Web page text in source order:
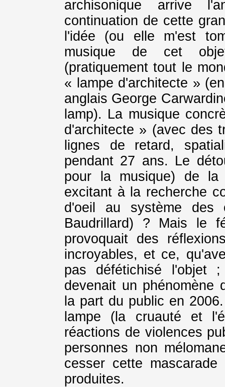
archisonique arrive
continuation de cette
l'idée (ou elle m'est
musique de cet
(pratiquement tout le
« lampe d'architecte »
anglais George
lamp). La musique
d'architecte » (avec des
lignes de retard,
pendant 27 ans. Le
pour la musique) de la
excitant à la recherche
d'oeil au système des
Baudrillard) ? Mais le
provoquait des
incroyables, et ce,
pas défétichisé l'objet
devenait un phénomène
la part du public en
lampe (la cruauté et
réactions de violences
personnes non
cesser cette
produites.